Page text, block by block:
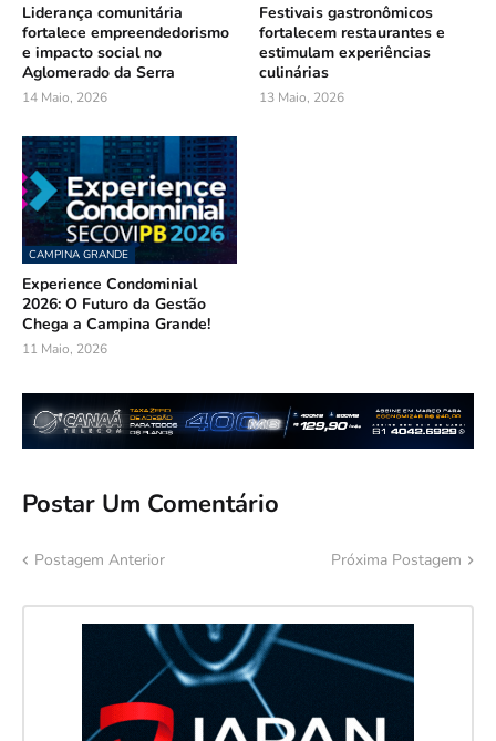
Liderança comunitária
fortalece empreendedorismo
e impacto social no
Aglomerado da Serra
14 Maio, 2026
Festivais gastronômicos
fortalecem restaurantes e
estimulam experiências
culinárias
13 Maio, 2026
CAMPINA GRANDE
Experience Condominial
2026: O Futuro da Gestão
Chega a Campina Grande!
11 Maio, 2026
Postar Um Comentário
Postagem Anterior Próxima Postagem